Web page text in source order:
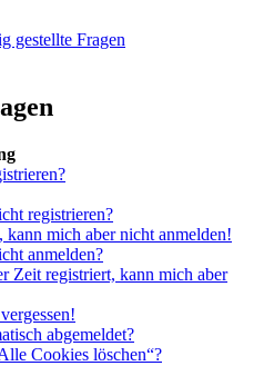
gestellte Fragen
registrieren?
kann mich aber nicht anmelden!
anmelden?
Zeit registriert, kann mich aber
abgemeldet?
Cookies löschen“?